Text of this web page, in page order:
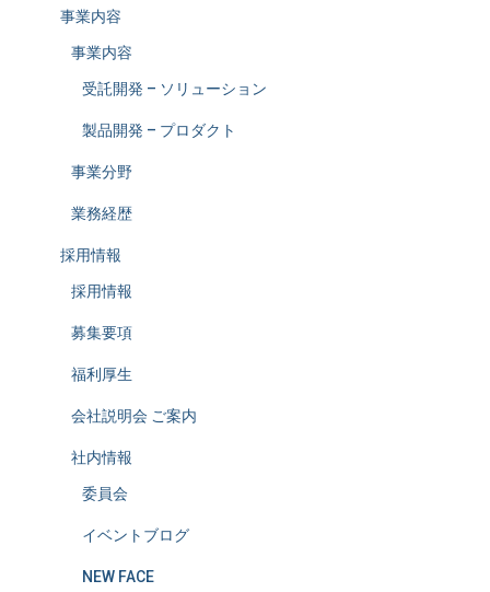
事業内容
事業内容
受託開発 – ソリューション
製品開発 – プロダクト
事業分野
業務経歴
採用情報
採用情報
募集要項
福利厚生
会社説明会 ご案内
社内情報
委員会
イベントブログ
NEW FACE